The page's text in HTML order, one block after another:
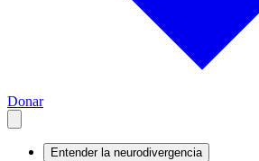
Donar
Entender la neurodivergencia